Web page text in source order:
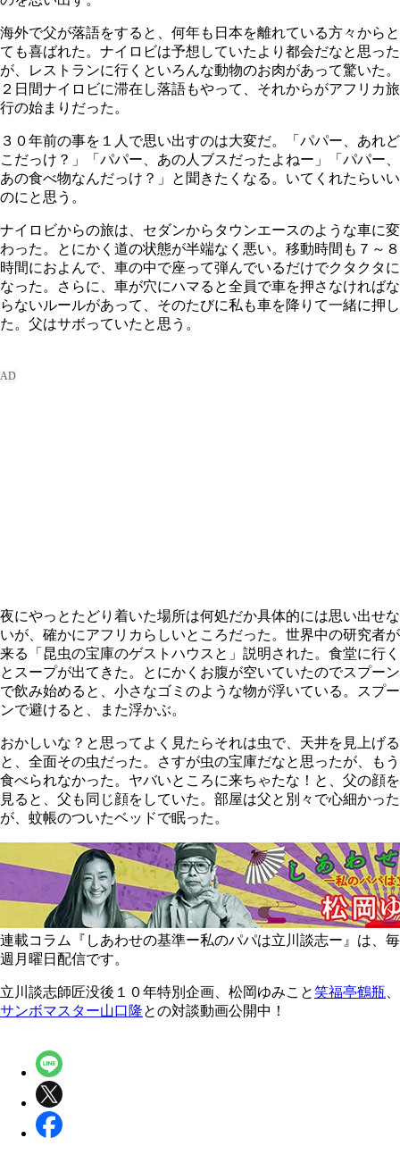
海外で父が落語をすると、何年も日本を離れている方々からと
ても喜ばれた。ナイロビは予想していたより都会だなと思った
が、レストランに行くといろんな動物のお肉があって驚いた。
２日間ナイロビに滞在し落語もやって、それからがアフリカ旅
行の始まりだった。
３０年前の事を１人で思い出すのは大変だ。「パパー、あれど
こだっけ？」「パパー、あの人ブスだったよねー」「パパー、
あの食べ物なんだっけ？」と聞きたくなる。いてくれたらいい
のにと思う。
ナイロビからの旅は、セダンからタウンエースのような車に変
わった。とにかく道の状態が半端なく悪い。移動時間も７～８
時間におよんで、車の中で座って弾んでいるだけでクタクタに
なった。さらに、車が穴にハマると全員で車を押さなければな
らないルールがあって、そのたびに私も車を降りて一緒に押し
た。父はサボっていたと思う。
夜にやっとたどり着いた場所は何処だか具体的には思い出せな
いが、確かにアフリカらしいところだった。世界中の研究者が
来る「昆虫の宝庫のゲストハウスと」説明された。食堂に行く
とスープが出てきた。とにかくお腹が空いていたのでスプーン
で飲み始めると、小さなゴミのような物が浮いている。スプー
ンで避けると、また浮かぶ。
おかしいな？と思ってよく見たらそれは虫で、天井を見上げる
と、全面その虫だった。さすが虫の宝庫だなと思ったが、もう
食べられなかった。ヤバいところに来ちゃたな！と、父の顔を
見ると、父も同じ顔をしていた。部屋は父と別々で心細かった
が、蚊帳のついたベッドで眠った。
連載コラム『しあわせの基準ー私のパパは立川談志ー』は、毎
週月曜日配信です。
立川談志師匠没後１０年特別企画、松岡ゆみこと笑福亭鶴瓶
サンボマスター山口隆との対談動画公開中！